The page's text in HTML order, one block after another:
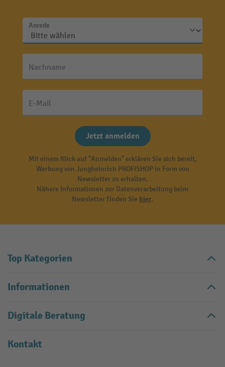
Anrede
Nachname
E-Mail
Jetzt anmelden
Mit einem Klick auf "Anmelden" erklären Sie sich bereit,
Werbung von Jungheinrich PROFISHOP in Form von
Newsletter zu erhalten.
Nähere Informationen zur Datenverarbeitung beim
Newsletter finden Sie hier.
Top Kategorien
Informationen
Digitale Beratung
Kontakt